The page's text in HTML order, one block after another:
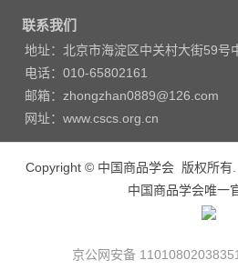
联系我们
地址：北京市海淀区中关村大街59号
电话：010-65802161
邮箱：zhongzhan0889@126.com
网址：www.cscs.org.cn
Copyright © 中国商品学会 版权所有.
中国商品学会唯一
京公网安备